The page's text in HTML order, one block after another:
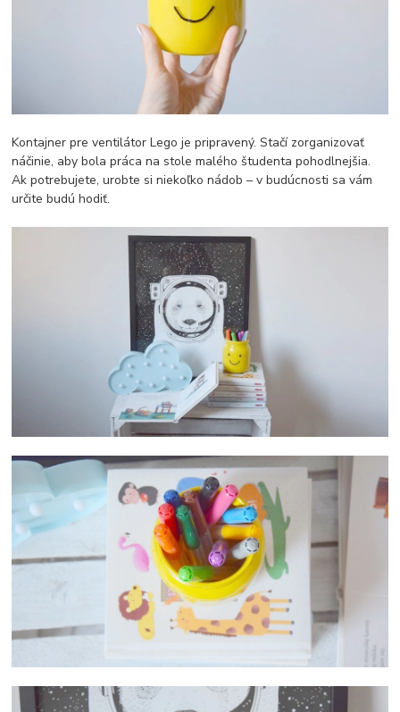
Kontajner pre ventilátor Lego je pripravený. Stačí zorganizovať
náčinie, aby bola práca na stole malého študenta pohodlnejšia.
Ak potrebujete, urobte si niekoľko nádob – v budúcnosti sa vám
určite budú hodiť.